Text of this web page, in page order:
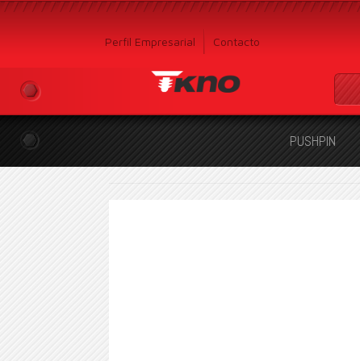
Perfil Empresarial Contacto
PUSHPIN